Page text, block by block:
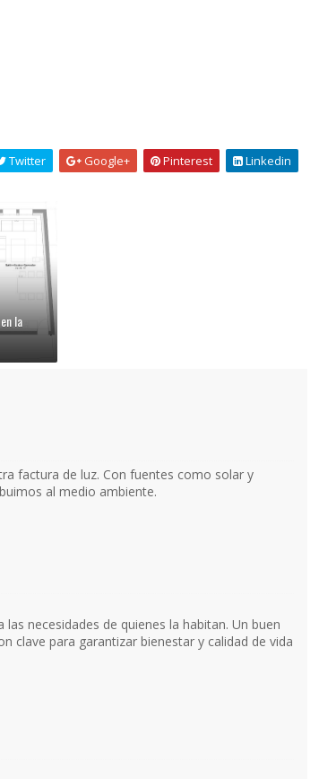
Twitter Google+ Pinterest Linkedin
la
factura de luz. Con fuentes como solar y
al medio ambiente.
necesidades de quienes la habitan. Un buen
clave para garantizar bienestar y calidad de vida